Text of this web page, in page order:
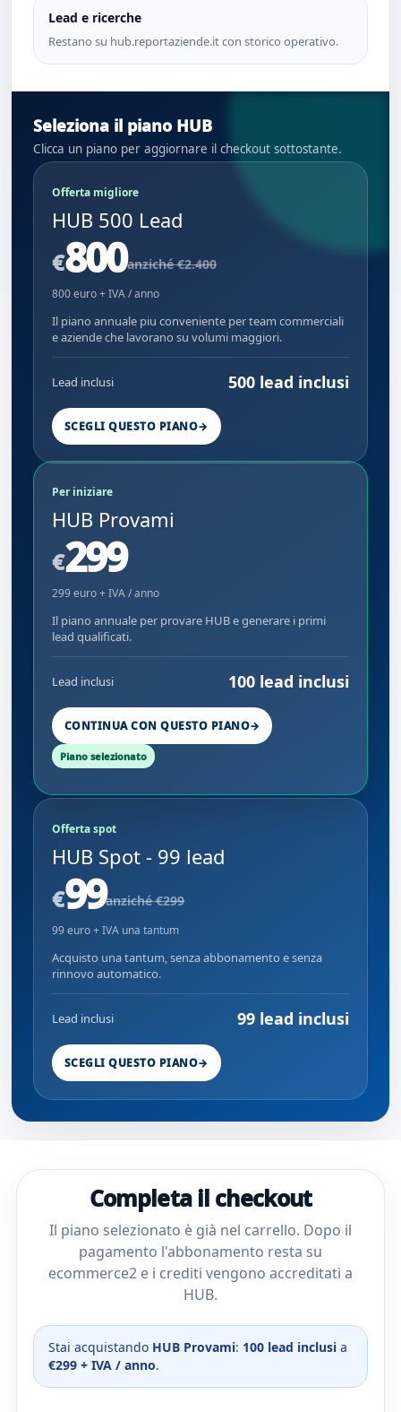
Lead e ricerche
Restano su hub.reportaziende.it con storico operativo.
Seleziona il piano HUB
Clicca un piano per aggiornare il checkout sottostante.
Offerta migliore
HUB 500 Lead
€800anziché €2.400
800 euro + IVA / anno
Il piano annuale piu conveniente per team commerciali
e aziende che lavorano su volumi maggiori.
Lead inclusi 500 lead inclusi
SCEGLI QUESTO PIANO→
Per iniziare
HUB Provami
€299
299 euro + IVA / anno
Il piano annuale per provare HUB e generare i primi
lead qualificati.
Lead inclusi 100 lead inclusi
CONTINUA CON QUESTO PIANO→
Offerta spot
HUB Spot - 99 lead
€99anziché €299
99 euro + IVA una tantum
Acquisto una tantum, senza abbonamento e senza
rinnovo automatico.
Lead inclusi 99 lead inclusi
SCEGLI QUESTO PIANO→
Completa il checkout
Il piano selezionato è già nel carrello. Dopo il
pagamento l'abbonamento resta su
ecommerce2 e i crediti vengono accreditati a
HUB.
Stai acquistando HUB Provami: 100 lead inclusi a
€299 + IVA / anno.